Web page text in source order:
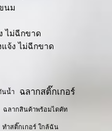
นม
ไม่ฉีกขาด
แจ้ง ไม่ฉีกขาด
นน้ำ
ฉลากสติ๊กเกอร์
ฉลากสินค้าพร้อมไดคัท
ทำสติ๊กเกอร์ ใกล้ฉัน